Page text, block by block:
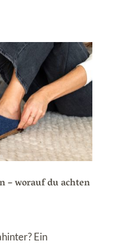
– worauf du achten
Ein